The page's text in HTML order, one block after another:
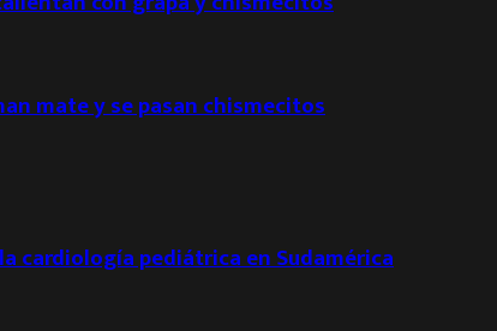
mate y se pasan chismecitos
cardiología pediátrica en Sudamérica